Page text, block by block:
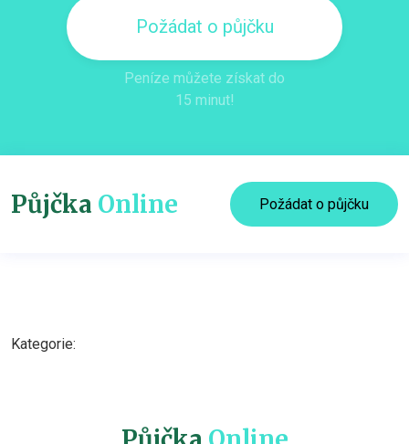
Požádat o půjčku
Peníze můžete získat do
15 minut!
Půjčka Online Požádat o půjčku
Kategorie: